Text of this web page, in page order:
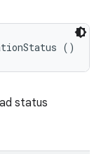
()
status